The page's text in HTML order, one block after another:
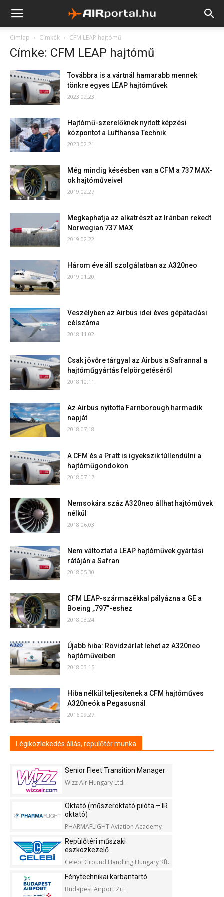
Címlap Címkék CFM LEAP hajtómű
Címke: CFM LEAP hajtómű
Továbbra is a vártnál hamarabb mennek
tönkre egyes LEAP hajtóművek
2023.02.23.
Hajtómű-szerelőknek nyitott képzési
központot a Lufthansa Technik
2023.02.21.
Még mindig késésben van a CFM a 737 MAX-
ok hajtóműveivel
2019.02.27.
Megkaphatja az alkatrészt az Iránban rekedt
Norwegian 737 MAX
2019.02.22.
Három éve áll szolgálatban az A320neo
2019.01.20.
Veszélyben az Airbus idei éves gépátadási
célszáma
2018.11.02.
Csak jövőre tárgyal az Airbus a Safrannal a
hajtóműgyártás felpörgetéséről
2018.10.11.
Az Airbus nyitotta Farnborough harmadik
napját
2018.07.18.
A CFM és a Pratt is igyekszik túllendülni a
hajtóműgondokon
2018.07.17.
Nemsokára száz A320neo állhat hajtóművek
nélkül
2018.06.03.
Nem változtat a LEAP hajtóművek gyártási
rátáján a Safran
2018.05.30.
CFM LEAP-származékkal pályázna a GE a
Boeing „797”-eshez
2018.03.24.
Újabb hiba: Rövidzárlat lehet az A320neo
hajtóműveiben
2018.03.15.
Hiba nélkül teljesítenek a CFM hajtóműves
A320neók a Pegasusnál
2016.09.27.
Légiközlekedés állás, repülőtér munka
Senior Fleet Transition Manager
Wizz Air Hungary Ltd.
Oktató (műszeroktató pilóta – IR
oktató)
PHARMAFLIGHT Aviation Academy
Kft.
Repülőtéri műszaki
eszközkezelő
Celebi Ground Handling Hungary Kft.
Fénytechnikai karbantartó
Budapest Airport Zrt.